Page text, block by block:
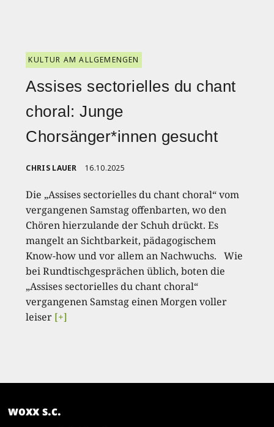
KULTUR AM ALLGEMENGEN
Assises sectorielles du chant
choral: Junge
Chorsänger*innen gesucht
CHRIS LAUER 16.10.2025
Die „Assises sectorielles du chant choral“ vom
vergangenen Samstag offenbarten, wo den
Chören hierzulande der Schuh drückt. Es
mangelt an Sichtbarkeit, pädagogischem
Know-how und vor allem an Nachwuchs. Wie
bei Rundtischgesprächen üblich, boten die
„Assises sectorielles du chant choral“
vergangenen Samstag einen Morgen voller
leiser [+]
woxx s.c.